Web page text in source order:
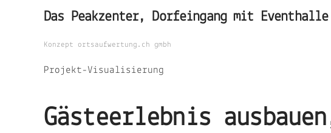
Das Peakzenter, Dorfeingang mit
Konzept ortsaufwertung.ch gmbh
Projekt-Visualisierung
Gästeerlebnis